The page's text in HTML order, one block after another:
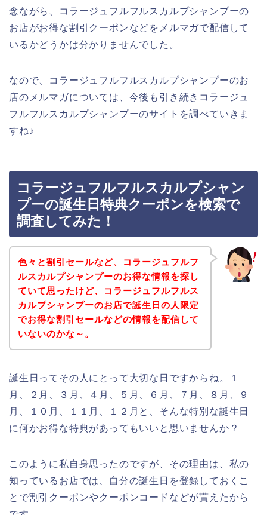
念ながら、コラージュフルフルスカルプシャンプーの
お店がお得な割引クーポンなどをメルマガで配信して
いるかどうかは分かりませんでした。
なので、コラージュフルフルスカルプシャンプーのお
店のメルマガについては、今後も引き続きコラージュ
フルフルスカルプシャンプーのサイトを調べていきま
すね♪
コラージュフルフルスカルプシャン
プーの誕生日特典クーポンを検索で
調査してみた！
色々と割引セールなど、コラージュフルフ
ルスカルプシャンプーのお得な情報を探し
ていて思ったけど、コラージュフルフルス
カルプシャンプーのお店で誕生日の人限定
でお得な割引セールなどの情報を配信して
いないのかな～。
誕生日ってその人にとって大切な日ですからね。１
月、２月、３月、４月、５月、６月、７月、８月、９
月、１０月、１１月、１２月と、そんな特別な誕生日
に何かお得な特典があってもいいと思いませんか？
このように私自身思ったのですが、その理由は、私の
知っているお店では、自分の誕生日を登録しておくこ
とで割引クーポンやクーポンコードなどが貰えたから